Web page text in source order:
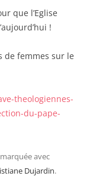
que l’Eglise
!
de femmes sur le
theologiennes-
du-pape-
avec
Dujardin.